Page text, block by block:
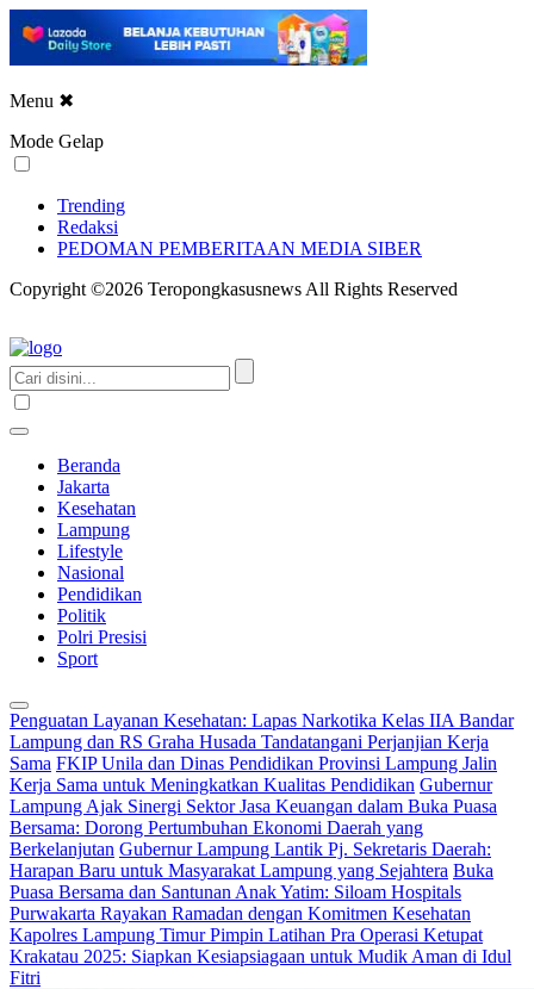
Menu ✖
Mode Gelap
Trending
Redaksi
PEDOMAN PEMBERITAAN MEDIA SIBER
Copyright ©2026 Teropongkasusnews All Rights Reserved
Beranda
Jakarta
Kesehatan
Lampung
Lifestyle
Nasional
Pendidikan
Politik
Polri Presisi
Sport
Penguatan Layanan Kesehatan: Lapas Narkotika Kelas IIA Bandar
Lampung dan RS Graha Husada Tandatangani Perjanjian Kerja
Sama FKIP Unila dan Dinas Pendidikan Provinsi Lampung Jalin
Kerja Sama untuk Meningkatkan Kualitas Pendidikan Gubernur
Lampung Ajak Sinergi Sektor Jasa Keuangan dalam Buka Puasa
Bersama: Dorong Pertumbuhan Ekonomi Daerah yang
Berkelanjutan Gubernur Lampung Lantik Pj. Sekretaris Daerah:
Harapan Baru untuk Masyarakat Lampung yang Sejahtera Buka
Puasa Bersama dan Santunan Anak Yatim: Siloam Hospitals
Purwakarta Rayakan Ramadan dengan Komitmen Kesehatan
Kapolres Lampung Timur Pimpin Latihan Pra Operasi Ketupat
Krakatau 2025: Siapkan Kesiapsiagaan untuk Mudik Aman di Idul
Fitri